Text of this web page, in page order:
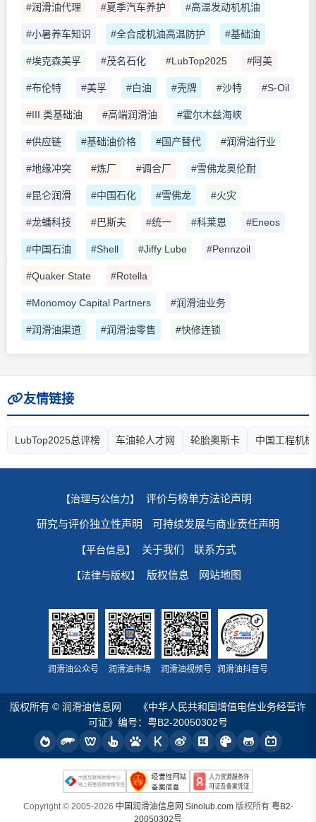
#润滑油代理 #夏季汽车养护 #高温发动机机油
#小暑养车知识 #全合成机油高温防护 #基础油
#埃克森美孚 #茂名石化 #LubTop2025 #阿美
#布伦特 #美孚 #白油 #壳牌 #沙特 #S-Oil
#III 类基础油 #高端润滑油 #霍尔木兹海峡
#供应链 #基础油价格 #国产替代 #润滑油行业
#地缘冲突 #炼厂 #调合厂 #雪佛龙奥伦耐
#昆仑润滑 #中国石化 #雪佛龙 #火灾
#龙蟠科技 #巴斯夫 #统一 #科莱恩 #Eneos
#中国石油 #Shell #Jiffy Lube #Pennzoil
#Quaker State #Rotella
#Monomoy Capital Partners #润滑油业务
#润滑油渠道 #润滑油零售 #快修连锁
友情链接
LubTop2025总评榜 车油轮人才网 轮胎奥斯卡 中国工程机
【治理与公信力】 评价与榜单方法论声明
研究与评价独立性声明 可持续发展与商业责任声明
【平台信息】 关于我们 联系方式
【法律与版权】 版权信息 网站地图
润滑油公众号 润滑油市场 润滑油视频号 润滑油抖音号
版权所有 © 润滑油信息网
《中华人民共和国增值电信业务经营许
可证》编号：粤B2-20050302号
Copyright © 2005-2026 中国润滑油信息网 Sinolub.com版权所有 粤B2-
20050302号